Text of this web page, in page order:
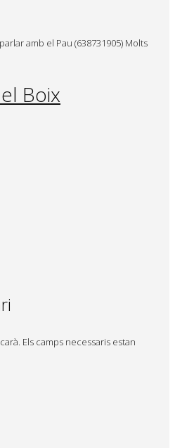
amb el Pau (638731905) Molts
Boix
Els camps necessaris estan